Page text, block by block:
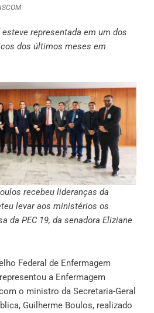
representada em um dos
dos últimos meses em
recebeu lideranças da
levar aos ministérios os
da PEC 19, da senadora Eliziane
Federal de Enfermagem
a Enfermagem
o ministro da Secretaria-Geral
Guilherme Boulos, realizado